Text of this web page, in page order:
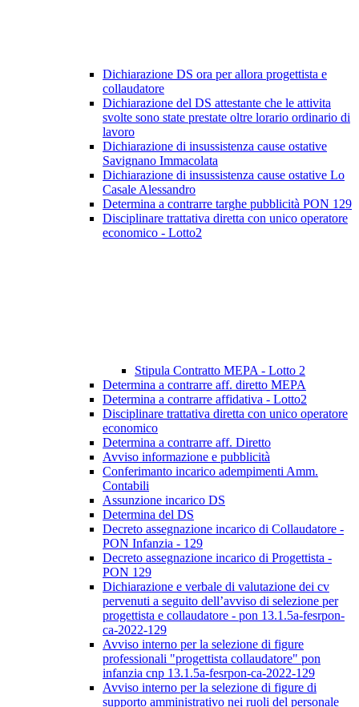
Dichiarazione DS ora per allora progettista e
collaudatore
Dichiarazione del DS attestante che le attivita
svolte sono state prestate oltre lorario ordinario di
lavoro
Dichiarazione di insussistenza cause ostative
Savignano Immacolata
Dichiarazione di insussistenza cause ostative Lo
Casale Alessandro
Determina a contrarre targhe pubblicità PON 129
Disciplinare trattativa diretta con unico operatore
economico - Lotto2
Stipula Contratto MEPA - Lotto 2
Determina a contrarre aff. diretto MEPA
Determina a contrarre affidativa - Lotto2
Disciplinare trattativa diretta con unico operatore
economico
Determina a contrarre aff. Diretto
Avviso informazione e pubblicità
Conferimanto incarico adempimenti Amm.
Contabili
Assunzione incarico DS
Determina del DS
Decreto assegnazione incarico di Collaudatore -
PON Infanzia - 129
Decreto assegnazione incarico di Progettista -
PON 129
Dichiarazione e verbale di valutazione dei cv
pervenuti a seguito dell’avviso di selezione per
progettista e collaudatore - pon 13.1.5a-fesrpon-
ca-2022-129
Avviso interno per la selezione di figure
professionali "progettista collaudatore" pon
infanzia cnp 13.1.5a-fesrpon-ca-2022-129
Avviso interno per la selezione di figure di
supporto amministrativo nei ruoli del personale